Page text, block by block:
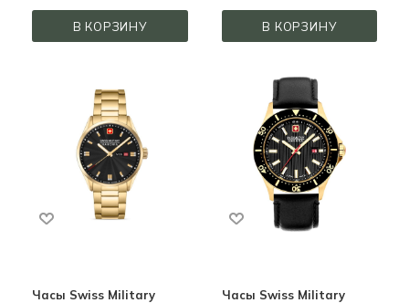
В КОРЗИНУ В КОРЗИНУ
Часы Swiss Military
Часы Swiss Military